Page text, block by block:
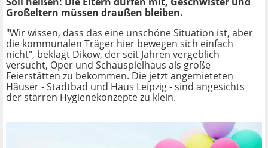
Großeltern müssen draußen bleiben.
"Wir wissen, dass das eine unschöne Situation ist, aber
die kommunalen Träger hier bewegen sich einfach
nicht", beklagt Dikow, der seit Jahren vergeblich
versucht, Oper und Schauspielhaus als große
Feierstätten zu bekommen. Die jetzt angemieteten
Häuser - Stadtbad und Haus Leipzig - sind angesichts
der starren Hygienekonzepte zu klein.